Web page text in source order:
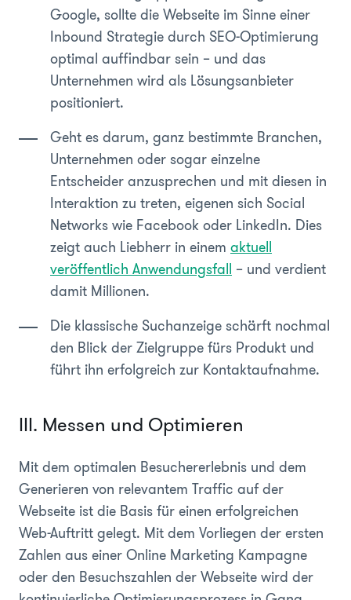
Google, sollte die Webseite im Sinne einer
Inbound Strategie durch SEO-Optimierung
optimal auffindbar sein – und das
Unternehmen wird als Lösungsanbieter
positioniert.
Geht es darum, ganz bestimmte Branchen,
Unternehmen oder sogar einzelne
Entscheider anzusprechen und mit diesen in
Interaktion zu treten, eigenen sich Social
Networks wie Facebook oder LinkedIn. Dies
zeigt auch Liebherr in einem aktuell
veröffentlich Anwendungsfall – und verdient
damit Millionen.
Die klassische Suchanzeige schärft nochmal
den Blick der Zielgruppe fürs Produkt und
führt ihn erfolgreich zur Kontaktaufnahme.
III. Messen und Optimieren
Mit dem optimalen Besuchererlebnis und dem
Generieren von relevantem Traffic auf der
Webseite ist die Basis für einen erfolgreichen
Web-Auftritt gelegt. Mit dem Vorliegen der ersten
Zahlen aus einer Online Marketing Kampagne
oder den Besuchszahlen der Webseite wird der